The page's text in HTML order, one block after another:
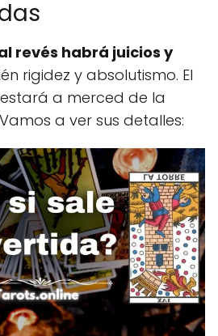
revés habrá juicios y
rigidez y absolutismo. El
a merced de la
a ver sus detalles: